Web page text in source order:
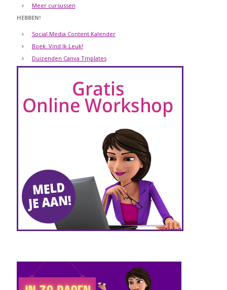
Meer cursussen
HEBBEN!
Social Media Content Kalender
Boek: Vind Ik Leuk!
Duizenden Canva Tmplates